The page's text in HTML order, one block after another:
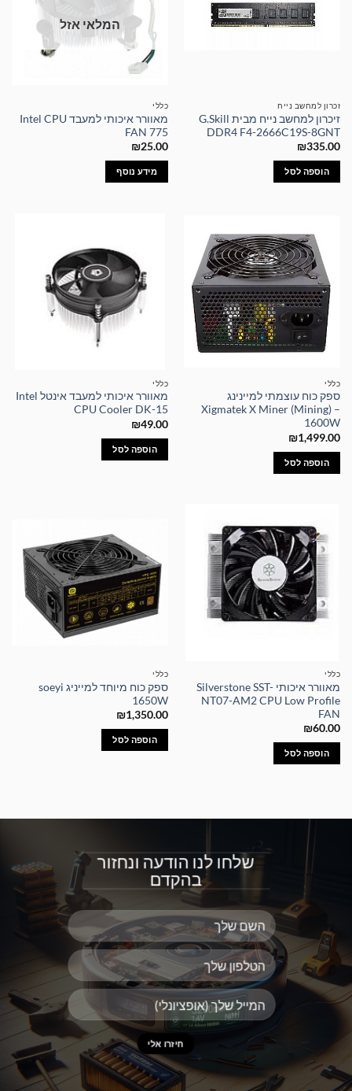
זכרון למחשב נייח
זיכרון למחשב נייח מבית G.Skill
DDR4 F4-2666C19S-8GNT
₪335.00
הוספה לסל
המלאי אזל
כללי
מאוורר איכותי למעבד Intel CPU
FAN 775
₪25.00
מידע נוסף
כללי
ספק כוח עוצמתי למיינינג
Xigmatek X Miner (Mining) –
1600W
₪1,499.00
הוספה לסל
כללי
מאוורר איכותי למעבד אינטל Intel
CPU Cooler DK-15
₪49.00
הוספה לסל
כללי
מאוורר איכותי Silverstone SST-
NT07-AM2 CPU Low Profile
FAN
₪60.00
הוספה לסל
כללי
ספק כוח מיוחד למייניג soeyi
1650W
₪1,350.00
הוספה לסל
שלחו לנו הודעה ונחזור
בהקדם